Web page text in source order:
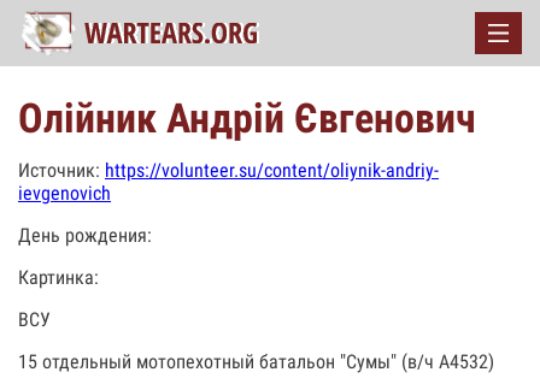
Олійник Андрій Євгенович
Источник: https://volunteer.su/content/oliynik-andriy-
ievgenovich
День рождения:
Картинка:
ВСУ
15 отдельный мотопехотный батальон "Сумы" (в/ч А4532)